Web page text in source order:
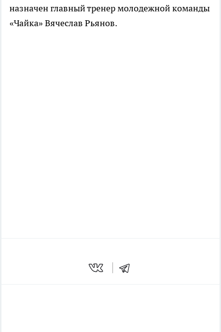
назначен главный тренер молодежной команды
«Чайка» Вячеслав Рьянов.